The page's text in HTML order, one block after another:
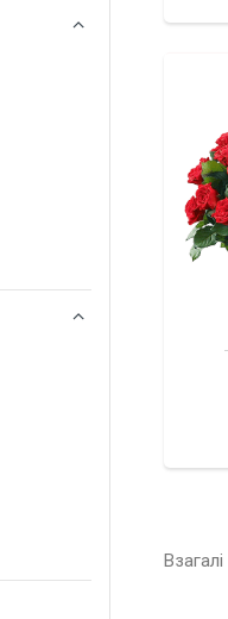
Взагалі